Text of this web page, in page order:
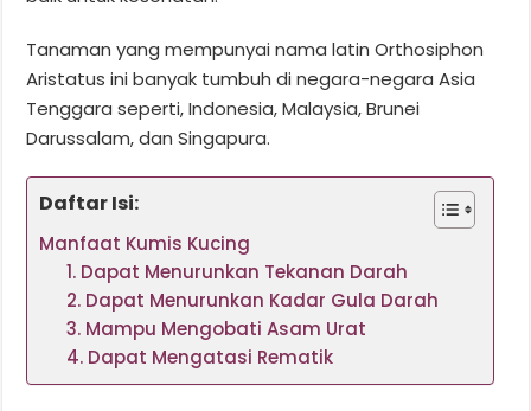
Tanaman yang mempunyai nama latin Orthosiphon
Aristatus ini banyak tumbuh di negara-negara Asia
Tenggara seperti, Indonesia, Malaysia, Brunei
Darussalam, dan Singapura.
Daftar Isi:
Manfaat Kumis Kucing
1. Dapat Menurunkan Tekanan Darah
2. Dapat Menurunkan Kadar Gula Darah
3. Mampu Mengobati Asam Urat
4. Dapat Mengatasi Rematik